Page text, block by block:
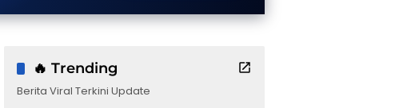
🔥 Trending
Berita Viral Terkini Update